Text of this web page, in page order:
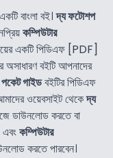
বাংলা বই।দ্য ফটোশপ
কম্পিউটার
একটি পিডিএফ [PDF]
অসাধারণ বইটি আপনাদের
গাইডবইটির পিডিএফ
ওয়েবসাইট থেকেদ্য
ডাউনলোড করতে বা
এবংকম্পিউটার
করতে পারবেন।